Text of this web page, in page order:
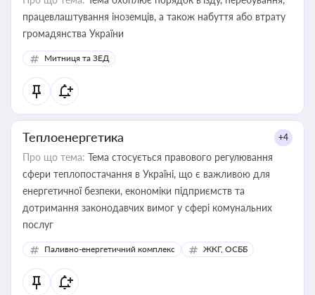
працевлаштування іноземців, а також набуття або втрату
громадянства України
Митниця та ЗЕД
Теплоенергетика +4
Про що тема: Тема стосується правового регулювання
сфери теплопостачання в Україні, що є важливою для
енергетичної безпеки, економіки підприємств та
дотримання законодавчих вимог у сфері комунальних
послуг
Паливно-енергетичний комплекс ЖКГ, ОСББ